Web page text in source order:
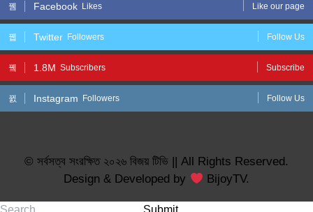
Facebook Likes Like our page
Twitter Followers Follow Us
1.8M Subscribers Subscribe
Instagram Followers Follow Us
© সর্বসত্ব সংরক্ষিত ২০২৬ বিজয় টিভি || All Rights Reserved.
Design & Developed by
BijoyTV.
Submit